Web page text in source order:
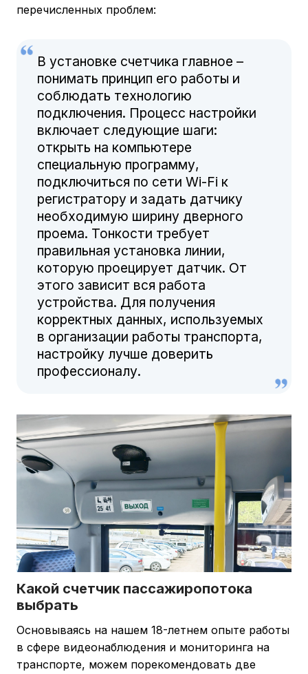
перечисленных проблем:
В установке счетчика главное –
понимать принцип его работы и
соблюдать технологию
подключения. Процесс настройки
включает следующие шаги:
открыть на компьютере
специальную программу,
подключиться по сети Wi-Fi к
регистратору и задать датчику
необходимую ширину дверного
проема. Тонкости требует
правильная установка линии,
которую проецирует датчик. От
этого зависит вся работа
устройства. Для получения
корректных данных, используемых
в организации работы транспорта,
настройку лучше доверить
профессионалу.
Какой счетчик пассажиропотока
выбрать
Основываясь на нашем 18-летнем опыте работы
в сфере видеонаблюдения и мониторинга на
транспорте, можем порекомендовать две